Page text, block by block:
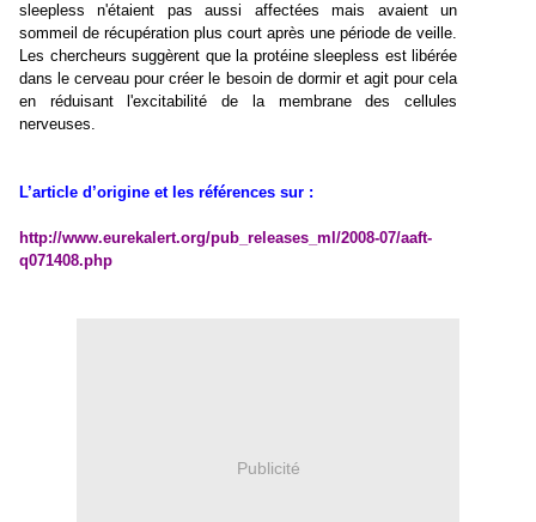
sleepless n'étaient pas aussi affectées mais avaient un
sommeil de récupération plus court après une période de veille.
Les chercheurs suggèrent que la protéine sleepless est libérée
dans le cerveau pour créer le besoin de dormir et agit pour cela
en réduisant l'excitabilité de la membrane des cellules
nerveuses.
L’article d’origine et les références sur :
http://www.eurekalert.org/pub_releases_ml/2008-07/aaft-
q071408.php
Publicité